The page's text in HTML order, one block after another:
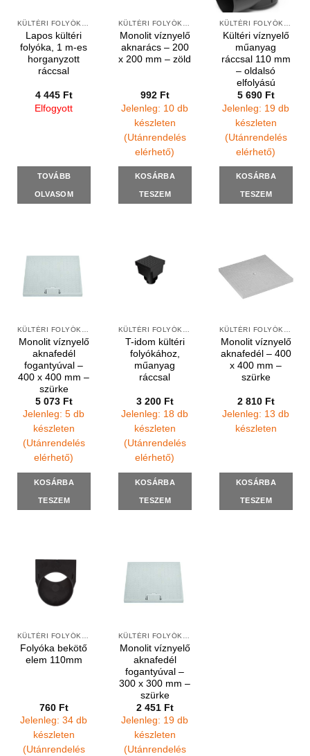
Lapos kültéri
folyóka, 1 m-es
horganyzott
ráccsal
4 445 Ft
Elfogyott
TOVÁBB
OLVASOM
Monolit víznyelő
aknarács – 200
x 200 mm – zöld
992 Ft
Jelenleg: 10 db
készleten
(Utánrendelés
elérhető)
KOSÁRBA
TESZEM
Kültéri víznyelő
műanyag
ráccsal 110 mm
– oldalsó
elfolyású
5 690 Ft
Jelenleg: 19 db
készleten
(Utánrendelés
elérhető)
KOSÁRBA
TESZEM
Monolit víznyelő
aknafedél
fogantyúval –
400 x 400 mm –
szürke
5 073 Ft
Jelenleg: 5 db
készleten
(Utánrendelés
elérhető)
KOSÁRBA
TESZEM
T-idom kültéri
folyókához,
műanyag
ráccsal
3 200 Ft
Jelenleg: 18 db
készleten
(Utánrendelés
elérhető)
KOSÁRBA
TESZEM
Monolit víznyelő
aknafedél – 400
x 400 mm –
szürke
2 810 Ft
Jelenleg: 13 db
készleten
KOSÁRBA
TESZEM
Folyóka bekötő
elem 110mm
760 Ft
Jelenleg: 34 db
készleten
(Utánrendelés
Monolit víznyelő
aknafedél
fogantyúval –
300 x 300 mm –
szürke
2 451 Ft
Jelenleg: 19 db
készleten
(Utánrendelés